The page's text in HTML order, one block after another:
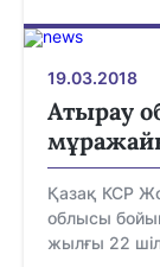
19.03.2018
Атырау
Қазақ КСР
облысы
жылғы 22